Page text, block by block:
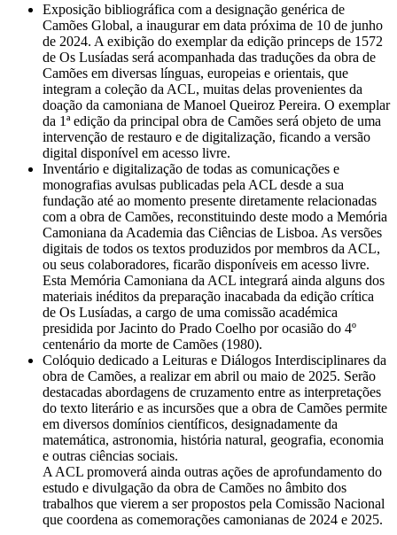
Exposição bibliográfica com a designação genérica de
Camões Global, a inaugurar em data próxima de 10 de junho
de 2024. A exibição do exemplar da edição princeps de 1572
de Os Lusíadas será acompanhada das traduções da obra de
Camões em diversas línguas, europeias e orientais, que
integram a coleção da ACL, muitas delas provenientes da
doação da camoniana de Manoel Queiroz Pereira. O exemplar
da 1ª edição da principal obra de Camões será objeto de uma
intervenção de restauro e de digitalização, ficando a versão
digital disponível em acesso livre.
Inventário e digitalização de todas as comunicações e
monografias avulsas publicadas pela ACL desde a sua
fundação até ao momento presente diretamente relacionadas
com a obra de Camões, reconstituindo deste modo a Memória
Camoniana da Academia das Ciências de Lisboa. As versões
digitais de todos os textos produzidos por membros da ACL,
ou seus colaboradores, ficarão disponíveis em acesso livre.
Esta Memória Camoniana da ACL integrará ainda alguns dos
materiais inéditos da preparação inacabada da edição crítica
de Os Lusíadas, a cargo de uma comissão académica
presidida por Jacinto do Prado Coelho por ocasião do 4º
centenário da morte de Camões (1980).
Colóquio dedicado a Leituras e Diálogos Interdisciplinares da
obra de Camões, a realizar em abril ou maio de 2025. Serão
destacadas abordagens de cruzamento entre as interpretações
do texto literário e as incursões que a obra de Camões permite
em diversos domínios científicos, designadamente da
matemática, astronomia, história natural, geografia, economia
e outras ciências sociais.
A ACL promoverá ainda outras ações de aprofundamento do
estudo e divulgação da obra de Camões no âmbito dos
trabalhos que vierem a ser propostos pela Comissão Nacional
que coordena as comemorações camonianas de 2024 e 2025.